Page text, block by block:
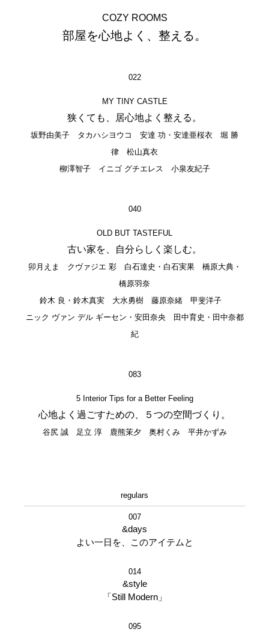
COZY ROOMS
部屋を心地よく、整える。
022
MY TINY CASTLE
狭くても、居心地よく整える。
坂野由美子 タカハシヨウコ 安達 功・安達亜桜衣 堀 勝
律 松山真衣
柳澤智子 イニゴ グチエレス 小泉友紀子
040
OLD BUT TASTEFUL
古い家を、自分らしく楽しむ。
卯月えま クヴァジエ 彩 白石達史・白石実果 橋原大典・
橋原羽奈
鈴木 良・鈴木真実 大水勇樹 藤原奈緒 甲斐洋子
ニック ヴァン デル ギーセン・安田奈央 田中育史・田中奈都
紀
083
5 Interior Tips for a Better Feeling
心地よく過ごすための、５つの空間づくり。
谷尻 誠 足立 淳 鹿熊茉夕 奥村くみ 平井かずみ
regulars
007
&days
よい一日を、このアイテムと
014
&style
「Still Modern」
095